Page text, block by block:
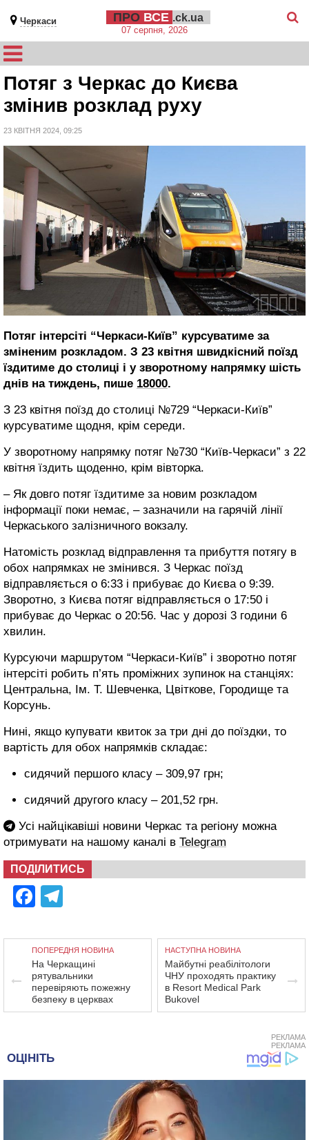
Черкаси ПРО ВСЕ .ck.ua
07 серпня, 2026
Потяг з Черкас до Києва
змінив розклад руху
23 КВІТНЯ 2024, 09:25
Потяг інтерсіті “Черкаси-Київ” курсуватиме за
зміненим розкладом. З 23 квітня швидкісний поїзд
їздитиме до столиці і у зворотному напрямку шість
днів на тиждень, пише 18000.
З 23 квітня поїзд до столиці №729 “Черкаси-Київ”
курсуватиме щодня, крім середи.
У зворотному напрямку потяг №730 “Київ-Черкаси” з 22
квітня їздить щоденно, крім вівторка.
– Як довго потяг їздитиме за новим розкладом
інформації поки немає, – зазначили на гарячій лінії
Черкаського залізничного вокзалу.
Натомість розклад відправлення та прибуття потягу в
обох напрямках не змінився. З Черкас поїзд
відправляється о 6:33 і прибуває до Києва о 9:39.
Зворотно, з Києва потяг відправляється о 17:50 і
прибуває до Черкас о 20:56. Час у дорозі 3 години 6
хвилин.
Курсуючи маршрутом “Черкаси-Київ” і зворотно потяг
інтерсіті робить п’ять проміжних зупинок на станціях:
Центральна, Ім. Т. Шевченка, Цвіткове, Городище та
Корсунь.
Нині, якщо купувати квиток за три дні до поїздки, то
вартість для обох напрямків складає:
сидячий першого класу – 309,97 грн;
сидячий другого класу – 201,52 грн.
Усі найцікавіші новини Черкас та регіону можна
отримувати на нашому каналі в Telegram
ПОДІЛИТИСЬ
Facebook
ПОПЕРЕДНЯ НОВИНА
На Черкащині
рятувальники
перевіряють пожежну
безпеку в церквах
НАСТУПНА НОВИНА
Майбутні реабілітологи
ЧНУ проходять практику
в Resort Medical Park
Bukovel
РЕКЛАМА
РЕКЛАМА